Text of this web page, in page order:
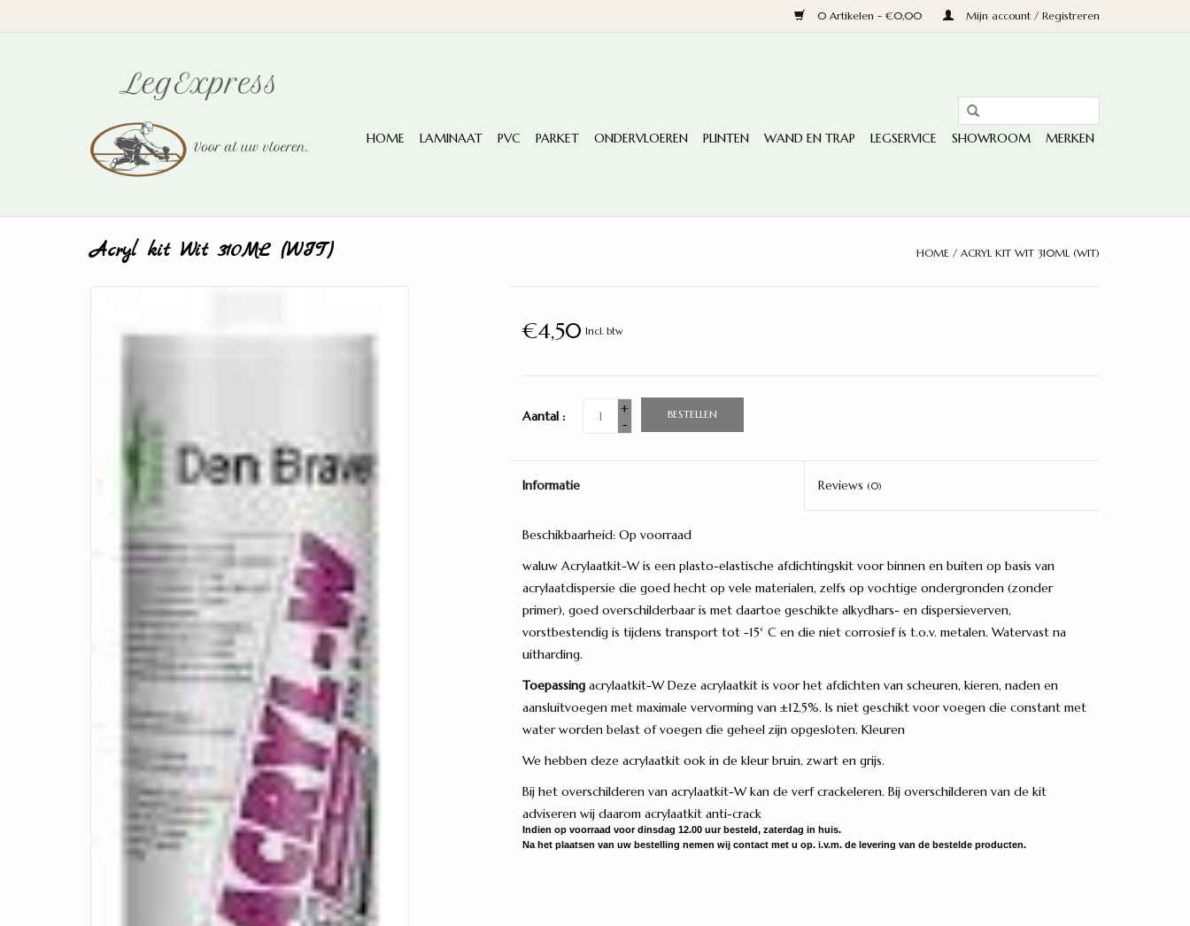
0 Artikelen - €0,00 Mijn account / Registreren
HOME LAMINAAT PVC PARKET ONDERVLOEREN PLINTEN WAND EN TRAP LEGSERVICE SHOWROOM MERKEN
Acryl kit Wit 310ML (WIT) HOME / ACRYL KIT WIT 310ML (WIT)
€4,50 Incl. btw
Aantal :
+
-
BESTELLEN
Informatie Reviews(0)
Beschikbaarheid: Op voorraad
waluw Acrylaatkit-W is een plasto-elastische afdichtingskit voor binnen en buiten op basis van
acrylaatdispersie die goed hecht op vele materialen, zelfs op vochtige ondergronden (zonder
primer), goed overschilderbaar is met daartoe geschikte alkydhars- en dispersieverven,
vorstbestendig is tijdens transport tot -15° C en die niet corrosief is t.o.v. metalen. Watervast na
uitharding.
Toepassingacrylaatkit-W Deze acrylaatkit is voor het afdichten van scheuren, kieren, naden en
aansluitvoegen met maximale vervorming van ±12,5%. Is niet geschikt voor voegen die constant met
water worden belast of voegen die geheel zijn opgesloten. Kleuren
We hebben deze acrylaatkit ook in de kleur bruin, zwart en grijs.
Bij het overschilderen van acrylaatkit-W kan de verf crackeleren. Bij overschilderen van de kit
adviseren wij daarom acrylaatkit anti-crack
Indien op voorraad voor dinsdag 12.00 uur besteld, zaterdag in huis.
Na het plaatsen van uw bestelling nemen wij contact met u op. i.v.m. de levering van de bestelde producten.